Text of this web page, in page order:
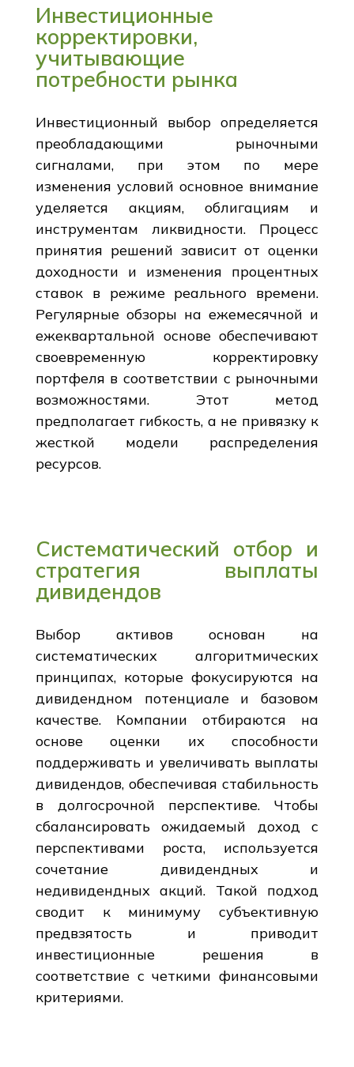
Инвестиционные
корректировки,
учитывающие
потребности рынка
Инвестиционный выбор определяется
преобладающими рыночными
сигналами, при этом по мере
изменения условий основное внимание
уделяется акциям, облигациям и
инструментам ликвидности. Процесс
принятия решений зависит от оценки
доходности и изменения процентных
ставок в режиме реального времени.
Регулярные обзоры на ежемесячной и
ежеквартальной основе обеспечивают
своевременную корректировку
портфеля в соответствии с рыночными
возможностями. Этот метод
предполагает гибкость, а не привязку к
жесткой модели распределения
ресурсов.
Систематический отбор и
стратегия выплаты
дивидендов
Выбор активов основан на
систематических алгоритмических
принципах, которые фокусируются на
дивидендном потенциале и базовом
качестве. Компании отбираются на
основе оценки их способности
поддерживать и увеличивать выплаты
дивидендов, обеспечивая стабильность
в долгосрочной перспективе. Чтобы
сбалансировать ожидаемый доход с
перспективами роста, используется
сочетание дивидендных и
недивидендных акций. Такой подход
сводит к минимуму субъективную
предвзятость и приводит
инвестиционные решения в
соответствие с четкими финансовыми
критериями.